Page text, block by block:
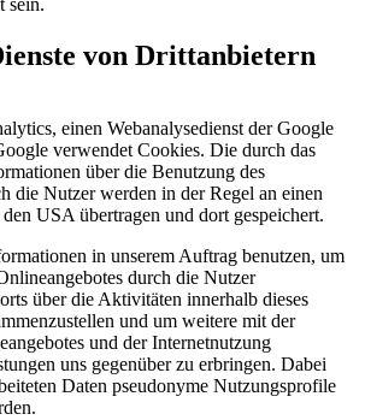
sein.
von Drittanbietern
einen Webanalysedienst der Google
verwendet Cookies. Die durch das
über die Benutzung des
die Nutzer werden in der Regel an einen
USA übertragen und dort gespeichert.
in unserem Auftrag benutzen, um
durch die Nutzer
über die Aktivitäten innerhalb dieses
und um weitere mit der
und der Internetnutzung
uns gegenüber zu erbringen. Dabei
Daten pseudonyme Nutzungsprofile